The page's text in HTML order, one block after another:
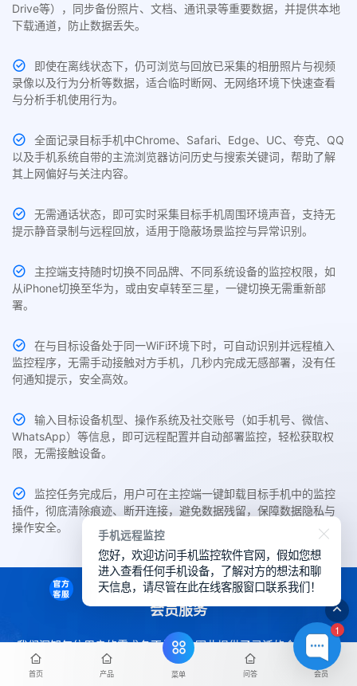
Drive等），同步备份照片、文档、通讯录等重要数据，并提供本地
下载通道，防止数据丢失。
即使在离线状态下，仍可浏览与回放已采集的相册照片与视频
录像以及行为分析等数据，适合临时断网、无网络环境下快速查看
与分析手机使用行为。
全面记录目标手机中Chrome、Safari、Edge、UC、夸克、QQ
以及手机系统自带的主流浏览器访问历史与搜索关键词，帮助了解
其上网偏好与关注内容。
无需通话状态，即可实时采集目标手机周围环境声音，支持无
提示静音录制与远程回放，适用于隐蔽场景监控与异常识别。
主控端支持随时切换不同品牌、不同系统设备的监控权限，如
从iPhone切换至华为，或由安卓转至三星，一键切换无需重新部
署。
在与目标设备处于同一WiFi环境下时，可自动识别并远程植入
监控程序，无需手动接触对方手机，几秒内完成无感部署，没有任
何通知提示，安全高效。
输入目标设备机型、操作系统及社交账号（如手机号、微信、
WhatsApp）等信息，即可远程配置并自动部署监控，轻松获取权
限，无需接触设备。
监控任务完成后，用户可在主控端一键卸载目标手机中的监控
插件，彻底清除痕迹、断开连接，避免数据残留，保障数据隐私与
操作安全。
会员服务
我们深知每位用户的需求各不相同，因此提供了灵活的会员服务选
项，助您更高效地使用SpyCall。您可轻松通过下方内容了解各项权
益详情。
首页 产品 菜单 问答 会员
1
手机远程监控
您好，欢迎访问手机监控软件官网，假如您想
进入查看任何手机设备，了解对方的想法和聊
天信息，请尽管在此在线客服窗口联系我们！